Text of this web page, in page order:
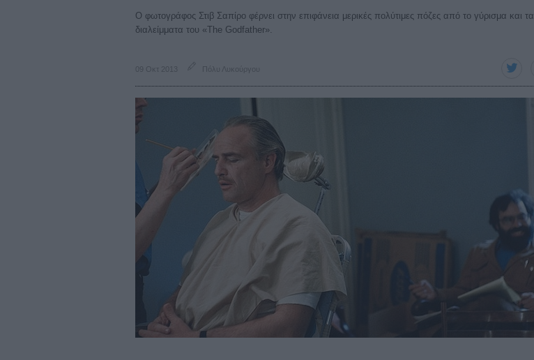
Ο φωτογράφος Στιβ Σαπίρο φέρνει στην επιφάνεια μερικές πολύτιμες πόζες από το γύρισμα και τα
διαλείμματα του «The Godfather».
09 Οκτ 2013 Πόλυ Λυκούργου